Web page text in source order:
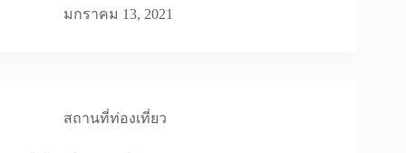
มกราคม 13, 2021
สถานที่ท่องเที่ยว